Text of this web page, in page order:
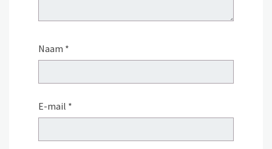
Naam *
E-mail *